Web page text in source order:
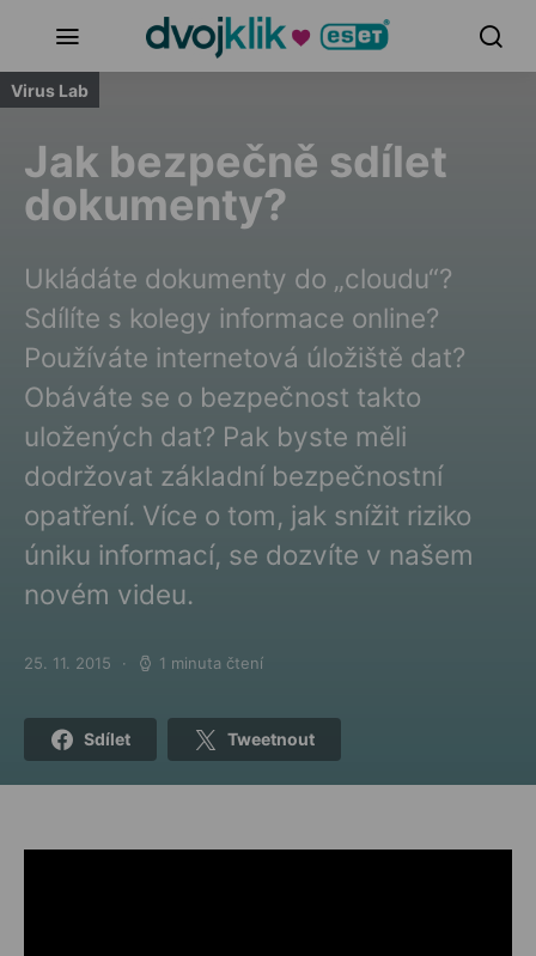
Virus Lab
Jak bezpečně sdílet
dokumenty?
Ukládáte dokumenty do „cloudu“?
Sdílíte s kolegy informace online?
Používáte internetová úložiště dat?
Obáváte se o bezpečnost takto
uložených dat? Pak byste měli
dodržovat základní bezpečnostní
opatření. Více o tom, jak snížit riziko
úniku informací, se dozvíte v našem
novém videu.
Posted on
25. 11. 2015 1 minuta čtení
Sdílet Tweetnout